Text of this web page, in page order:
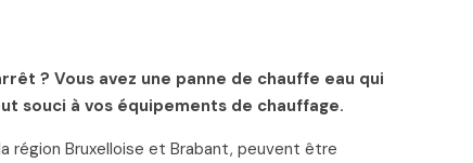
? Vous avez une panne de chauffe eau qui
souci à vos équipements de chauffage.
région Bruxelloise et Brabant, peuvent être